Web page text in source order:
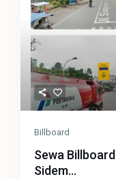
Billboard
Sewa
Sidem...